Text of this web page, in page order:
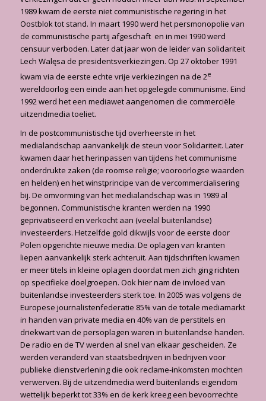
1989 kwam de eerste niet communistische regering in het
Oostblok tot stand. In maart 1990 werd het persmonopolie van
de communistische partij afgeschaft en in mei 1990 werd
censuur verboden. Later dat jaar won de leider van solidariteit
Lech Walęsa de presidentsverkiezingen. Op 27 oktober 1991
kwam via de eerste echte vrije verkiezingen na de 2e
wereldoorlog een einde aan het opgelegde communisme. Eind
1992 werd het een mediawet aangenomen die commerciële
uitzendmedia toeliet.
In de postcommunistische tijd overheerste in het
medialandschap aanvankelijk de steun voor Solidariteit. Later
kwamen daar het herinpassen van tijdens het communisme
onderdrukte zaken (de roomse religie; vooroorlogse waarden
en helden) en het winstprincipe van de vercommercialisering
bij. De omvorming van het medialandschap was in 1989 al
begonnen. Communistische kranten werden na 1990
geprivatiseerd en verkocht aan (veelal buitenlandse)
investeerders. Hetzelfde gold dikwijls voor de eerste door
Polen opgerichte nieuwe media. De oplagen van kranten
liepen aanvankelijk sterk achteruit. Aan tijdschriften kwamen
er meer titels in kleine oplagen doordat men zich ging richten
op specifieke doelgroepen. Ook hier nam de invloed van
buitenlandse investeerders sterk toe. In 2005 was volgens de
Europese journalistenfederatie 85% van de totale mediamarkt
in handen van private media en 40% van de perstitels en
driekwart van de persoplagen waren in buitenlandse handen.
De radio en de TV werden al snel van elkaar gescheiden. Ze
werden veranderd van staatsbedrijven in bedrijven voor
publieke dienstverlening die ook reclame-inkomsten mochten
verwerven. Bij de uitzendmedia werd buitenlands eigendom
wettelijk beperkt tot 33% en de kerk kreeg een bevoorrechte